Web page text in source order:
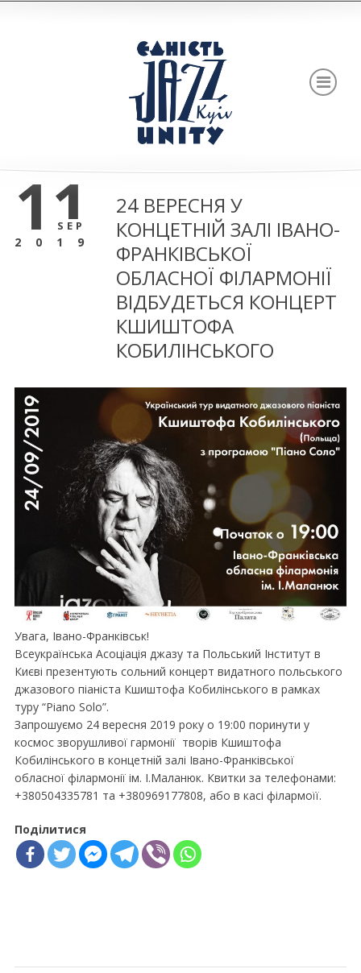
11
SEP
2019
24 ВЕРЕСНЯ У
КОНЦЕТНІЙ ЗАЛІ ІВАНО-
ФРАНКІВСЬКОЇ
ОБЛАСНОЇ ФІЛАРМОНІЇ
ВІДБУДЕТЬСЯ КОНЦЕРТ
КШИШТОФА
КОБИЛІНСЬКОГО
Увага, Івано-Франківськ!
Всеукраїнська Асоціація джазу та Польський Інститут в
Києві презентують сольний концерт видатного польського
джазового піаніста Кшиштофа Кобилінського в рамках
туру “Piano Solo”.
Запрошуємо 24 вересня 2019 року о 19:00 поринути у
космос зворушливої гармонії творів Кшиштофа
Кобилінського в концетній залі Івано-Франківської
обласної філармонії ім. І.Маланюк. Квитки за телефонами:
+380504335781 та +380969177808, або в касі філармоїї.
Поділитися